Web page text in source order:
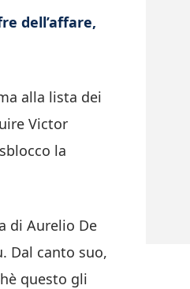
dell’affare,
alla lista dei
Victor
la
di Aurelio De
Dal canto suo,
questo gli